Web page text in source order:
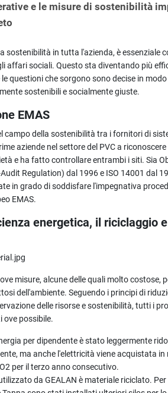
e le misure di sostenibilità
sostenibilità in tutta l'azienda, è essenziale
affari sociali. Questo sta diventando più
questioni che sorgono sono decise in
sostenibili e socialmente giuste.
EMAS
campo della sostenibilità tra i fornitori di
aziende nel settore del PVC a
e ha fatto controllare entrambi i siti. Sia
Regulation) dal 1996 e ISO 14001 dal
in grado di soddisfare l'impegnativa
EMAS.
energetica, il riciclaggio
misure, alcune delle quali molto costose,
dell'ambiente. Seguendo i principi di
delle risorse e sostenibilità, tutti i
ove possibile.
per dipendente è stato leggermente
ma anche l'elettricità viene acquistata in
per il terzo anno consecutivo.
da GEALAN è materiale riciclato.